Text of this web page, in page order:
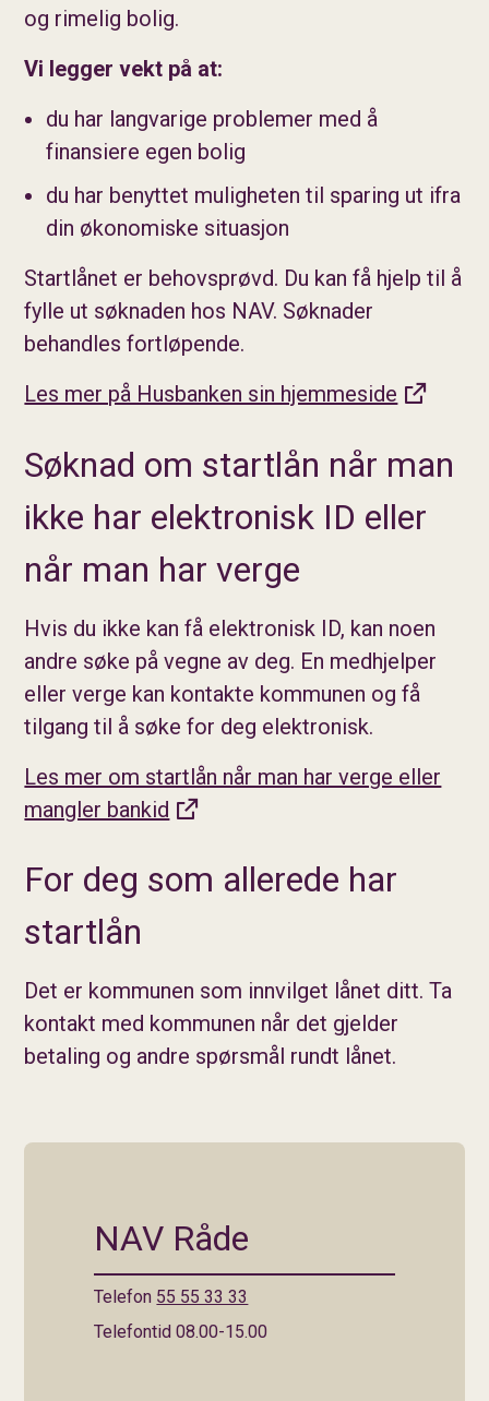
og rimelig bolig.
Vi legger vekt på at:
du har langvarige problemer med å
finansiere egen bolig
du har benyttet muligheten til sparing ut ifra
din økonomiske situasjon
Startlånet er behovsprøvd. Du kan få hjelp til å
fylle ut søknaden hos NAV. Søknader
behandles fortløpende.
Les mer på Husbanken sin hjemmeside
Søknad om startlån når man
ikke har elektronisk ID eller
når man har verge
Hvis du ikke kan få elektronisk ID, kan noen
andre søke på vegne av deg. En medhjelper
eller verge kan kontakte kommunen og få
tilgang til å søke for deg elektronisk.
Les mer om startlån når man har verge eller
mangler bankid
For deg som allerede har
startlån
Det er kommunen som innvilget lånet ditt. Ta
kontakt med kommunen når det gjelder
betaling og andre spørsmål rundt lånet.
NAV Råde
Telefon 55 55 33 33
Telefontid 08.00-15.00